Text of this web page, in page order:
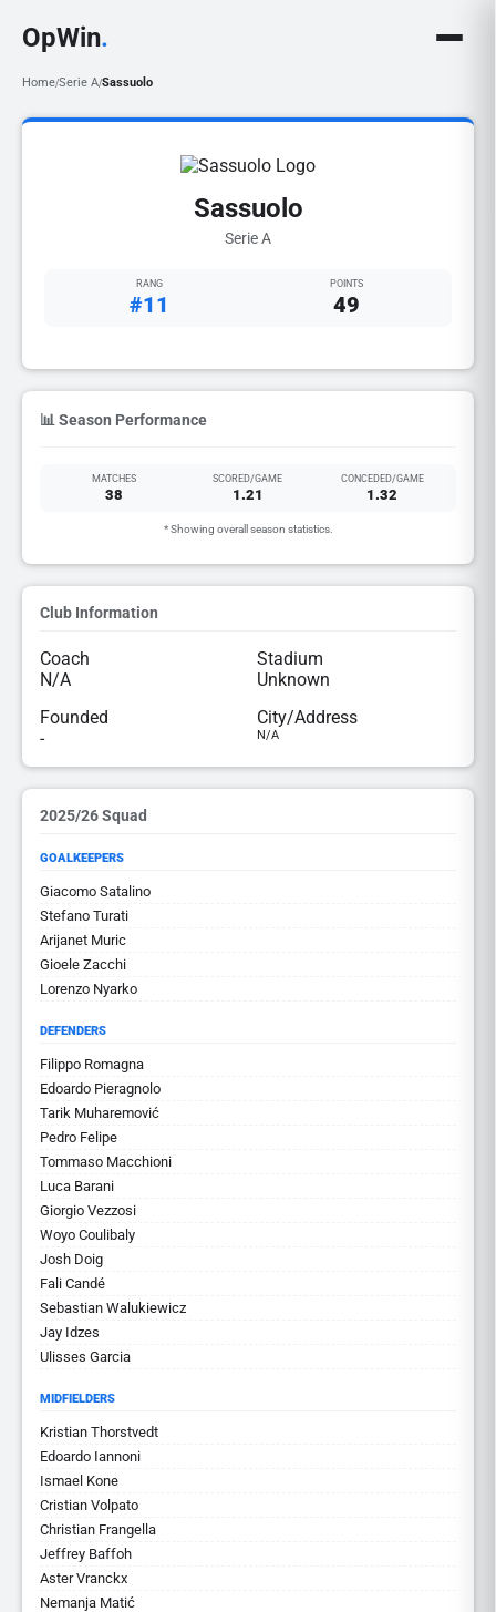
OpWin.
Home/Serie A/Sassuolo
Sassuolo
Serie A
RANG
#11
POINTS
49
📊 Season Performance
MATCHES
38
SCORED/GAME
1.21
CONCEDED/GAME
1.32
* Showing overall season statistics.
Club Information
Coach
N/A
Stadium
Unknown
Founded
-
City/Address
N/A
2025/26 Squad
GOALKEEPERS
Giacomo Satalino
Stefano Turati
Arijanet Muric
Gioele Zacchi
Lorenzo Nyarko
DEFENDERS
Filippo Romagna
Edoardo Pieragnolo
Tarik Muharemović
Pedro Felipe
Tommaso Macchioni
Luca Barani
Giorgio Vezzosi
Woyo Coulibaly
Josh Doig
Fali Candé
Sebastian Walukiewicz
Jay Idzes
Ulisses Garcia
MIDFIELDERS
Kristian Thorstvedt
Edoardo Iannoni
Ismael Kone
Cristian Volpato
Christian Frangella
Jeffrey Baffoh
Aster Vranckx
Nemanja Matić